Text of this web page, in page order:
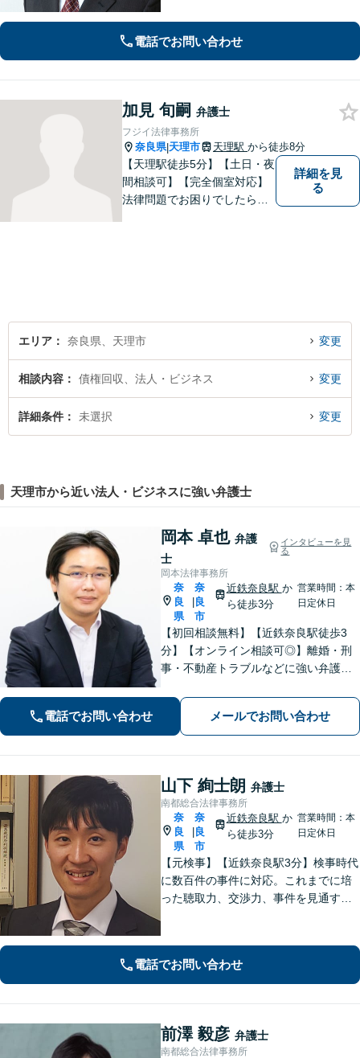
法書士・不動産鑑定士など」相続に関
わる問題を総合的に解決へ導きます
電話でお問い合わせ
加見 旬嗣 弁護士
フジイ法律事務所
奈良県|天理市 天理駅 から徒歩8分
【天理駅徒歩5分】【土日・夜
間相談可】【完全個室対応】
法律問題でお困りでしたらお
詳細を見
る
エリア 奈良県、天理市 変更
相談内容 債権回収、法人・ビジネス 変更
詳細条件 未選択 変更
天理市から近い法人・ビジネスに強い弁護士
岡本 卓也 弁護
士
インタビューを見
る
岡本法律事務所
奈
良
県
奈
良
市
近鉄奈良駅 か
ら徒歩3分
営業時間：本
日定休日
【初回相談無料】【近鉄奈良駅徒歩3
分】【オンライン相談可◎】離婚・刑
事・不動産トラブルなどに強い弁護士
対応しています。お一人で悩まれず、
まずはお気軽に電話いただけたらと思
います。【土日夜間面談】【出張相
談】
電話でお問い合わせ メールでお問い合わせ
山下 絢士朗 弁護士
南都総合法律事務所
奈
良
県
奈
良
市
近鉄奈良駅 か
ら徒歩3分
営業時間：本
日定休日
【元検事】【近鉄奈良駅3分】検事時代
に数百件の事件に対応。これまでに培
った聴取力、交渉力、事件を見通す分
【法テラス利用可】
電話でお問い合わせ
前澤 毅彦 弁護士
南都総合法律事務所